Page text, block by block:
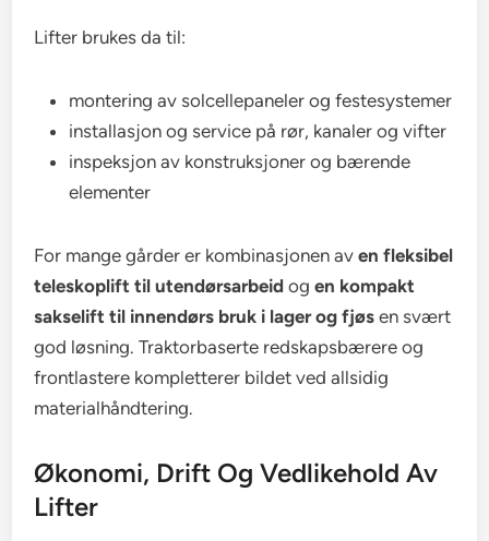
Lifter brukes da til:
montering av solcellepaneler og festesystemer
installasjon og service på rør, kanaler og vifter
inspeksjon av konstruksjoner og bærende
elementer
For mange gårder er kombinasjonen aven fleksibel
teleskoplift til utendørsarbeid ogen kompakt
sakselift til innendørs bruk i lager og fjøs en svært
god løsning. Traktorbaserte redskapsbærere og
frontlastere kompletterer bildet ved allsidig
materialhåndtering.
Økonomi, Drift Og Vedlikehold Av
Lifter